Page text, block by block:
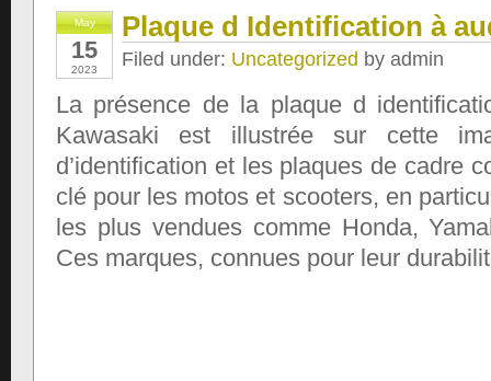
May
15
2023
Plaque d Identification à
Filed under: Uncategorized by admin
La présence de la plaque d
Kawasaki est illustrée sur cette
d’identification et les plaques de cadre
clé pour les motos et scooters, en
les plus vendues comme Honda,
Ces marques, connues pour leur